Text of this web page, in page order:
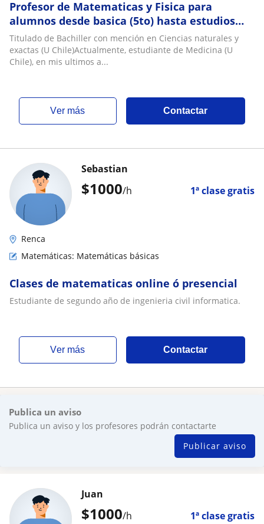
Profesor de Matematicas y Fisica para
alumnos desde basica (5to) hasta estudios
superiores
Titulado de Bachiller con mención en Ciencias naturales y
exactas (U Chile)Actualmente, estudiante de Medicina (U
Chile), en mis ultimos a...
ver más Contactar
$1000/h 1ª clase gratis
Sebastian
Renca
Matemáticas: Matemáticas básicas
Clases de matematicas online ó presencial
Estudiante de segundo año de ingenieria civil informatica.
ver más Contactar
Publica un aviso
Publica un aviso y los profesores podrán contactarte
Publicar aviso
$1000/h 1ª clase gratis
Juan